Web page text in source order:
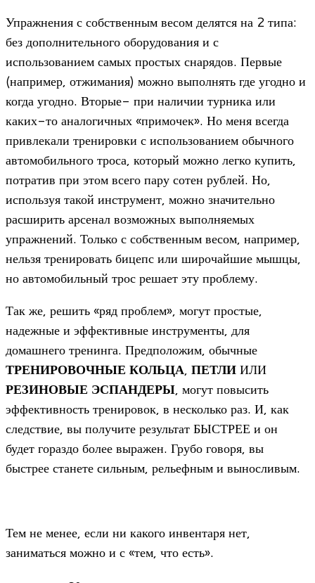
Упражнения с собственным весом делятся на 2 типа:
без дополнительного оборудования и с
использованием самых простых снарядов. Первые
(например, отжимания) можно выполнять где угодно и
когда угодно. Вторые- при наличии турника или
каких-то аналогичных «примочек». Но меня всегда
привлекали тренировки с использованием обычного
автомобильного троса, который можно легко купить,
потратив при этом всего пару сотен рублей. Но,
используя такой инструмент, можно значительно
расширить арсенал возможных выполняемых
упражнений. Только с собственным весом, например,
нельзя тренировать бицепс или широчайшие мышцы,
но автомобильный трос решает эту проблему.
Так же, решить «ряд проблем», могут простые,
надежные и эффективные инструменты, для
домашнего тренинга. Предположим, обычные
ТРЕНИРОВОЧНЫЕ КОЛЬЦА, ПЕТЛИИЛИ
РЕЗИНОВЫЕ ЭСПАНДЕРЫ, могут повысить
эффективность тренировок, в несколько раз. И, как
следствие, вы получите результат БЫСТРЕЕ и он
будет гораздо более выражен. Грубо говоря, вы
быстрее станете сильным, рельефным и выносливым.
Тем не менее, если ни какого инвентаря нет,
заниматься можно и с «тем, что есть».